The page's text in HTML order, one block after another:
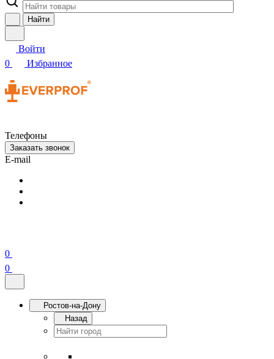
Найти
Войти
0
Избранное
Телефоны
Заказать звонок
E-mail
0
0
Ростов-на-Дону
Назад